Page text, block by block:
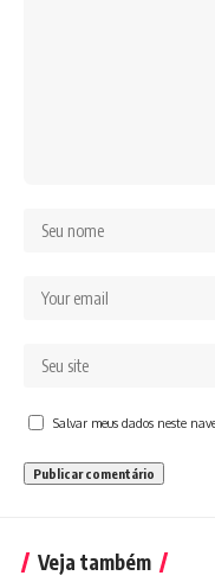
Salvar meus dados neste
Veja também